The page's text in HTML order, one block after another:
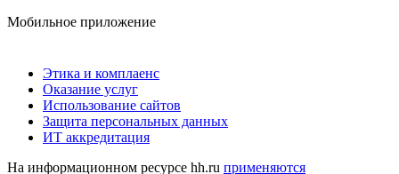
Мобильное приложение
Этика и комплаенс
Оказание услуг
Использование сайтов
Защита персональных данных
ИТ аккредитация
На информационном ресурсе hh.ru применяются